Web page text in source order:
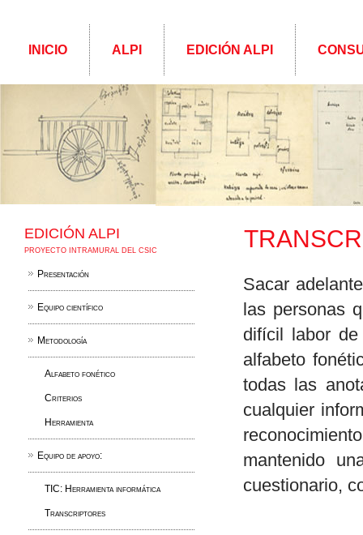
INICIO ALPI EDICIÓN ALPI
EDICIÓN ALPI
PROYECTO INTRAMURAL DEL CSIC
Presentación
Equipo científico
Metodología
Alfabeto fonético
Criterios
Herramienta
Equipo de apoyo:
TIC: Herramienta informática
Transcriptores
Sacar
las personas
difícil labor
alfabeto
todas las
cualquier
mantenido
cuestionario,